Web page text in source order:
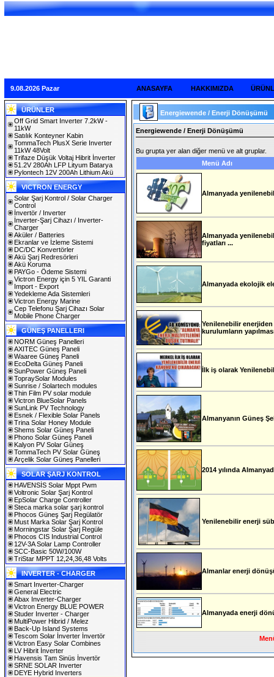
9.08.2026 Pazar ANASAYFA HAKKIMIZDA
ÜRÜNLER
Off Grid Smart Inverter 7.2kW -
11kW
Satılık Konteyner Kabin
TommaTech PlusX Serie Inverter
11kW 48Volt
Trifaze Düşük Voltaj Hibrit İnverter
51.2V 280Ah LFP Lityum Batarya
Pylontech 12V 200Ah Lithium Akü
VICTRON ENERGY
Solar Şarj Kontrol / Solar Charger
Control
İnvertör / Inverter
İnverter-Şarj Cihazı / Inverter-
Charger
Aküler / Batteries
Ekranlar ve İzleme Sistemi
DC/DC Konvertörler
Akü Şarj Redresörleri
Akü Koruma
PAYGo - Ödeme Sistemi
Victron Energy için 5 YIL Garanti
Import - Export
Yedekleme Ada Sistemleri
Victron Energy Marine
Cep Telefonu Şarj Cihazı Solar
Mobile Phone Charger
GÜNEŞ PANELLERI
NORM Güneş Panelleri
AXITEC Güneş Paneli
Waaree Güneş Paneli
EcoDelta Güneş Paneli
SunPower Güneş Paneli
TopraySolar Modules
Sunrise / Solartech modules
Thin Film PV solar module
Victron BlueSolar Panels
SunLink PV Technology
Esnek / Flexible Solar Panels
Trina Solar Honey Module
Shems Solar Güneş Paneli
Phono Solar Güneş Paneli
Kalyon PV Solar Güneş
TommaTech PV Solar Güneş
Arçelik Solar Güneş Panelleri
SOLAR ŞARJ KONTROL
HAVENSİS Solar Mppt Pwm
Voltronic Solar Şarj Kontrol
EpSolar Charge Controller
Steca marka solar şarj kontrol
Phocos Güneş Şarj Regülatör
Must Marka Solar Şarj Kontrol
Morningstar Solar Şarj Regüle
Phocos CIS Industrial Control
12V-3A Solar Lamp Controller
SCC-Basic 50W/100W
TriStar MPPT 12,24,36,48 Volts
INVERTER - CHARGER
Smart Inverter-Charger
General Electric
Abax Inverter-Charger
Victron Energy BLUE POWER
Studer Inverter - Charger
MultiPower Hibrid / Melez
Back-Up Island Systems
Tescom Solar İnverter İnvertör
Victron Easy Solar Combines
LV Hibrit İnverter
Havensis Tam Sinüs İnvertör
SRNE SOLAR Inverter
DEYE Hybrid Inverters
Energiewende / Enerji Dönüşümü
Energiewende / Enerji Dönüşümü
Bu grupta yer alan diğer menü ve alt gruplar.
Menü Adı
Almanyada
Almanyada
fiyatları ...
Almanyada ekolojik
Yenilenebilir
kurulumların
İlk iş olarak
Almanyanın Güneş
2014 yılında
Yenilenebilir enerji
Almanlar enerji
Almanyada enerji